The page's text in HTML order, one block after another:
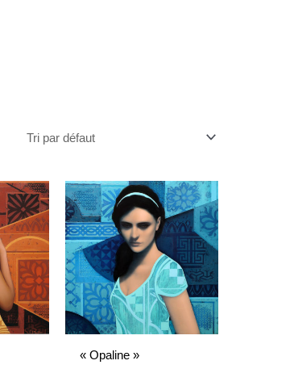
« Opaline »